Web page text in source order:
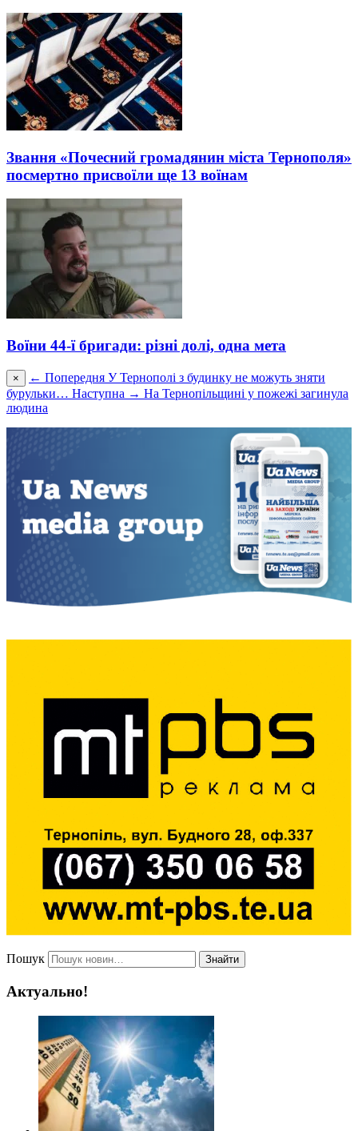
Звання «Почесний громадянин міста Тернополя»
посмертно присвоїли ще 13 воїнам
Воїни 44-ї бригади: різні долі, одна мета
× ← Попередня У Тернополі з будинку не можуть зняти
бурульки… Наступна → На Тернопільщині у пожежі загинула
людина
Пошук Знайти
Актуально!